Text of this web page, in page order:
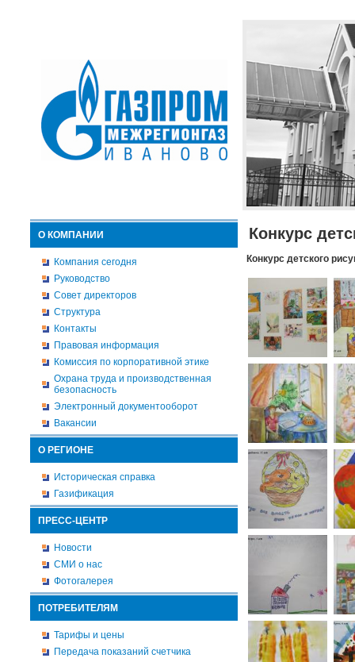
О КОМПАНИИ
Компания сегодня
Руководство
Совет директоров
Структура
Контакты
Правовая информация
Комиссия по корпоративной этике
Охрана труда и производственная
безопасность
Электронный документооборот
Вакансии
О РЕГИОНЕ
Историческая справка
Газификация
ПРЕСС-ЦЕНТР
Новости
СМИ о нас
Фотогалерея
ПОТРЕБИТЕЛЯМ
Тарифы и цены
Передача показаний счетчика
Конкурс
Конкурс детского